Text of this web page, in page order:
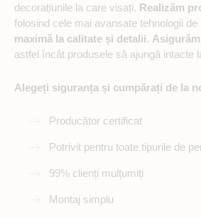
decorațiunile la care visați. Realizăm
folosind cele mai avansate tehnologii de
maximă la calitate și detalii.
astfel încât produsele să ajungă intacte
Alegeți siguranța și cumpărați de la
Producător certificat
Potrivit pentru toate tipurile de
99% clienți mulțumiți
Montaj simplu